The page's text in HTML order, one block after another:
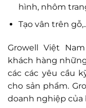
hình, nhôm
Tạo vân trên gỗ,..
Growell Việt
khách hàng
các các yêu cầu
cho sản phẩm.
doanh nghiệp của